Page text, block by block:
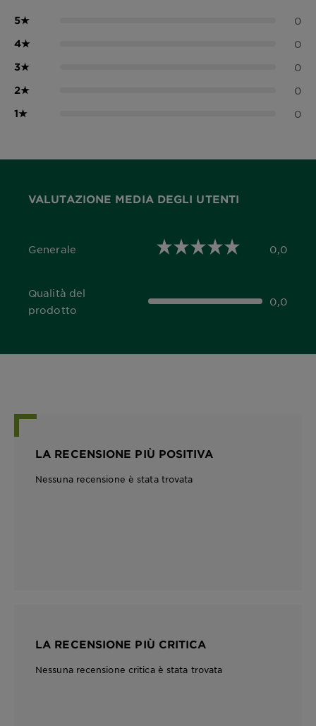
5★ 0
4★ 0
3★ 0
2★ 0
1★ 0
VALUTAZIONE MEDIA DEGLI UTENTI
Generale
0,0 out of 5 stars 0,0
Qualità del
prodotto
0,0 out of 5 stars 0,0
LA RECENSIONE PIÙ POSITIVA
Nessuna recensione è stata trovata
LA RECENSIONE PIÙ CRITICA
Nessuna recensione critica è stata trovata